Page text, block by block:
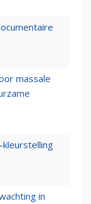
massale
kleurstelling
in